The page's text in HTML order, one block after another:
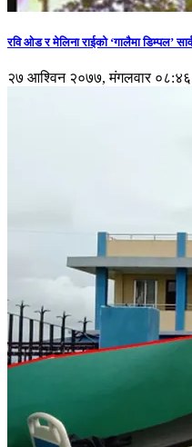
रवि ओड र मेलिना राईको ‘गालैमा डिम्पल’
२७ आश्विन २०७७, मंगलवार ०८:४६